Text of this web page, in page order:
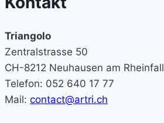
Triangolo
Zentralstrasse 50
CH-8212 Neuhausen am Rheinfall
Telefon: 052 640 17 77
Mail: contact@artri.ch